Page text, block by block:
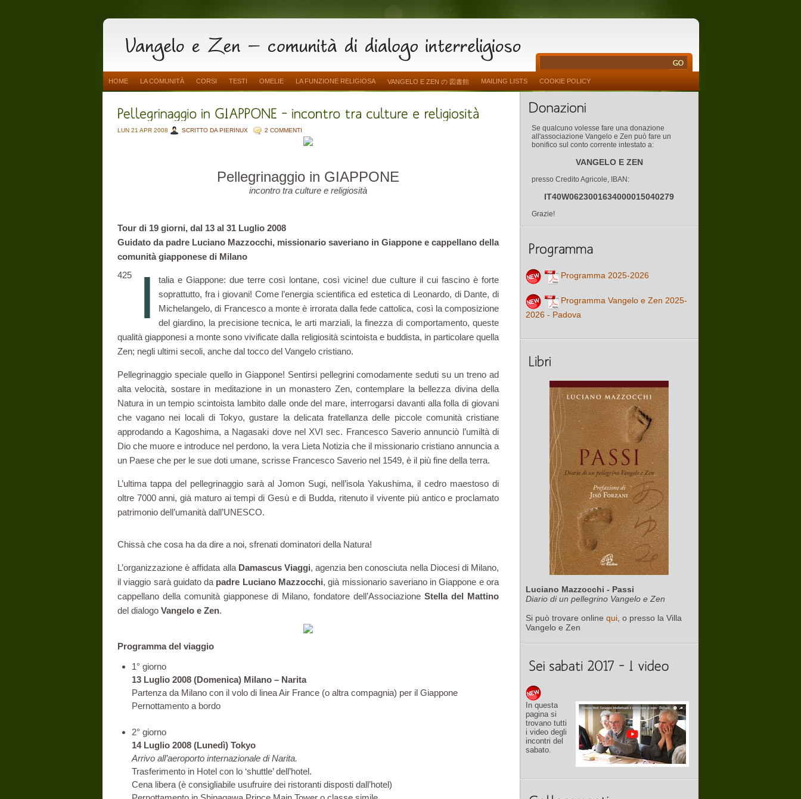
HOME LA COMUNITÀ CORSI TESTI OMELIE LA FUNZIONE RELIGIOSA VANGELO E ZEN の 図書館 MAILING LISTS COOKIE POLICY
LUN 21 APR 2008 SCRITTO DA PIERINUX 2 COMMENTI
Pellegrinaggio in GIAPPONE
incontro tra culture e religiosità
Tour di 19 giorni, dal 13 al 31 Luglio 2008
Guidato da padre Luciano Mazzocchi, missionario saveriano in Giappone e cappellano della
comunità giapponese di Milano
425
I
talia e Giappone: due terre così lontane, così vicine! due culture il cui fascino è forte
soprattutto, fra i giovani! Come l’energia scientifica ed estetica di Leonardo, di Dante, di
Michelangelo, di Francesco a monte è irrorata dalla fede cattolica, così la composizione
del giardino, la precisione tecnica, le arti marziali, la finezza di comportamento, queste
qualità giapponesi a monte sono vivificate dalla religiosità scintoista e buddista, in particolare quella
Zen; negli ultimi secoli, anche dal tocco del Vangelo cristiano.
Pellegrinaggio speciale quello in Giappone! Sentirsi pellegrini comodamente seduti su un treno ad
alta velocità, sostare in meditazione in un monastero Zen, contemplare la bellezza divina della
Natura in un tempio scintoista lambito dalle onde del mare, interrogarsi davanti alla folla di giovani
che vagano nei locali di Tokyo, gustare la delicata fratellanza delle piccole comunità cristiane
approdando a Kagoshima, a Nagasaki dove nel XVI sec. Francesco Saverio annunciò l’umiltà di
Dio che muore e introduce nel perdono, la vera Lieta Notizia che il missionario cristiano annuncia a
un Paese che per le sue doti umane, scrisse Francesco Saverio nel 1549, è il più fine della terra.
L’ultima tappa del pellegrinaggio sarà al Jomon Sugi, nell’isola Yakushima, il cedro maestoso di
oltre 7000 anni, già maturo ai tempi di Gesù e di Budda, ritenuto il vivente più antico e proclamato
patrimonio dell’umanità dall’UNESCO.
Chissà che cosa ha da dire a noi, sfrenati dominatori della Natura!
L’organizzazione è affidata alla Damascus Viaggi, agenzia ben conosciuta nella Diocesi di Milano,
il viaggio sarà guidato da padre Luciano Mazzocchi, già missionario saveriano in Giappone e ora
cappellano della comunità giapponese di Milano, fondatore dell’Associazione Stella del Mattino
del dialogo Vangelo e Zen.
Programma del viaggio
1° giorno
13 Luglio 2008 (Domenica) Milano – Narita
Partenza da Milano con il volo di linea Air France (o altra compagnia) per il Giappone
Pernottamento a bordo
2° giorno
14 Luglio 2008 (Lunedì) Tokyo
Arrivo all’aeroporto internazionale di Narita.
Trasferimento in Hotel con lo ‘shuttle’ dell’hotel.
Cena libera (è consigliabile usufruire dei ristoranti disposti dall’hotel)
Se qualcuno volesse fare una donazione
all'associazione Vangelo e Zen può fare un
bonifico sul conto corrente intestato a:
VANGELO E ZEN
presso Credito Agricole, IBAN:
IT40W0623001634000015040279
Grazie!
Programma 2025-2026
Programma Vangelo e Zen 2025-
2026 - Padova
Luciano Mazzocchi - Passi
Diario di un pellegrino Vangelo e Zen
Si può trovare online qui , o presso la Villa
Vangelo e Zen
In questa
pagina si
trovano tutti
i video degli
incontri del
sabato.